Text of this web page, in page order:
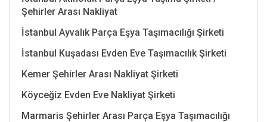
Şehirler Arası Nakliyat
İstanbul Ayvalık Parça Eşya Taşımacılığı Şirketi
İstanbul Kuşadası Evden Eve Taşımacılık Şirketi
Kemer Şehirler Arası Nakliyat Şirketi
Köyceğiz Evden Eve Nakliyat Şirketi
Marmaris Şehirler Arası Parça Eşya Taşımacılığı